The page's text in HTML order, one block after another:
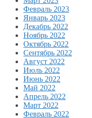
Февраль 2023
Январь 2023
Декабрь 2022
Ноябрь 2022
Октябрь 2022
Сентябрь 2022
Август 2022
Июль 2022
Июнь 2022
Май 2022
Апрель 2022
Март 2022
Февраль 2022